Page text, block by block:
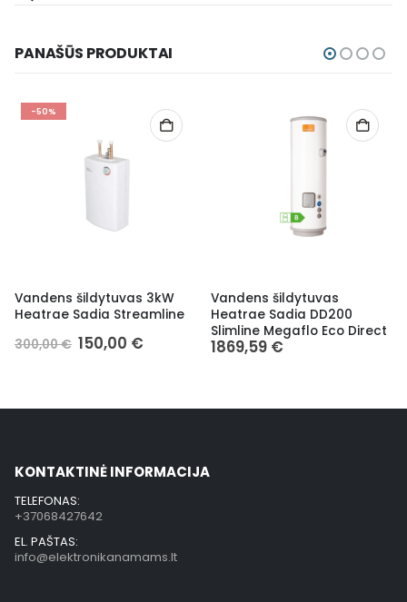
PANAŠŪS PRODUKTAI
-50%
Vandens šildytuvas 3kW
Heatrae Sadia Streamline
300,00€ 150,00 €
Vandens šildytuvas
Heatrae Sadia DD200
Slimline Megaflo Eco Direct
1869,59 €
KONTAKTINĖ INFORMACIJA
TELEFONAS:
+37068427642
EL. PAŠTAS:
info@elektronikanamams.lt